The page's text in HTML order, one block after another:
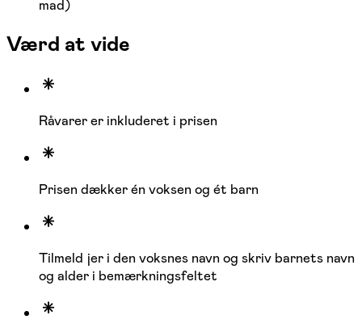
mad)
Værd at vide
Råvarer er inkluderet i prisen
Prisen dækker én voksen og ét barn
Tilmeld jer i den voksnes navn og skriv barnets navn
og alder i bemærkningsfeltet